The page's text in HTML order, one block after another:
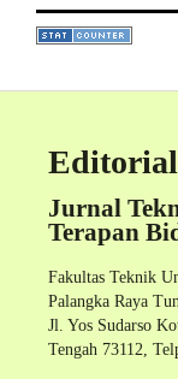
Jurnal
Terapan
Fakultas Teknik
Palangka Raya
Jl. Yos Sudarso
Tengah 73112,